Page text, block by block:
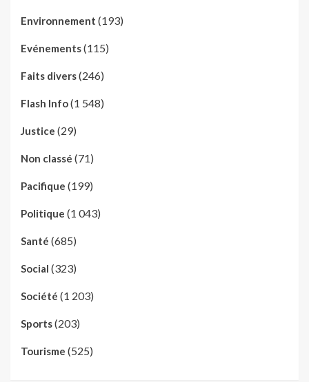
Environnement (193)
Evénements(115)
Faits divers(246)
Flash Info(1 548)
Justice (29)
Non classé (71)
Pacifique (199)
Politique (1 043)
Santé (685)
Social (323)
Société (1 203)
Sports(203)
Tourisme (525)